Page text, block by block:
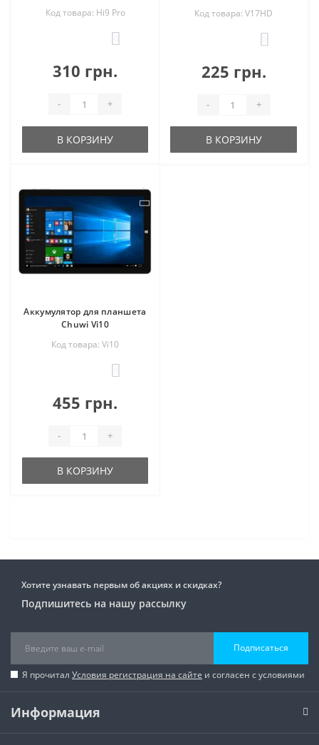
Код товара: Hi9 Pro
310 грн.
- +
В КОРЗИНУ
Код товара: V17HD
225 грн.
- +
В КОРЗИНУ
Аккумулятор для планшета
Chuwi Vi10
Код товара: Vi10
455 грн.
- +
В КОРЗИНУ
Хотите узнавать первым об акциях и скидках?
Подпишитесь на нашу рассылку
Подписаться
Я прочитал Условия регистрация на сайте и согласен с условиями
Информация